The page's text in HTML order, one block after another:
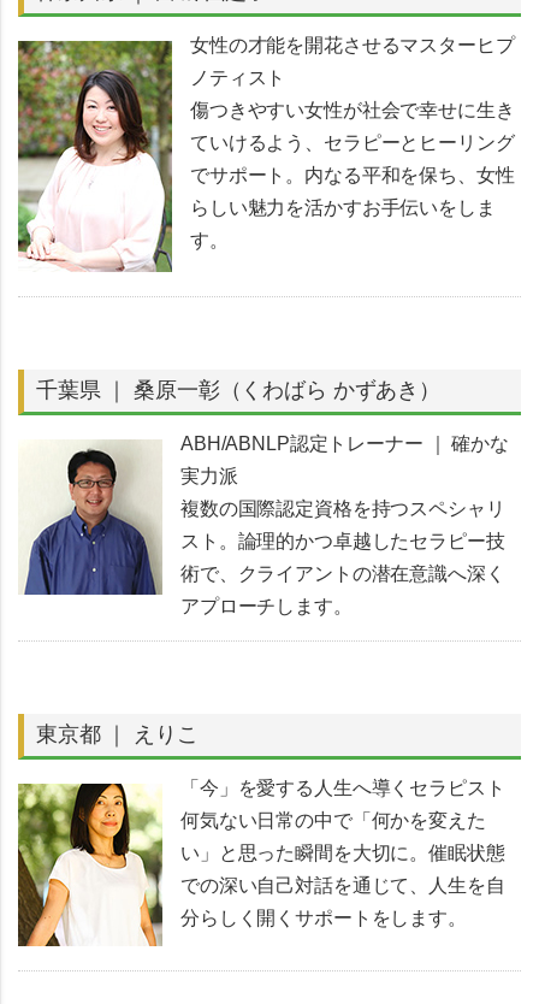
女性の才能を開花させるマスターヒプ
ノティスト
傷つきやすい女性が社会で幸せに生き
ていけるよう、セラピーとヒーリング
でサポート。内なる平和を保ち、女性
らしい魅力を活かすお手伝いをしま
す。
千葉県 ｜ 桑原一彰（くわばら かずあき）
ABH/ABNLP認定トレーナー ｜ 確かな
実力派
複数の国際認定資格を持つスペシャリ
スト。論理的かつ卓越したセラピー技
術で、クライアントの潜在意識へ深く
アプローチします。
東京都 ｜ えりこ
「今」を愛する人生へ導くセラピスト
何気ない日常の中で「何かを変えた
い」と思った瞬間を大切に。催眠状態
での深い自己対話を通じて、人生を自
分らしく開くサポートをします。